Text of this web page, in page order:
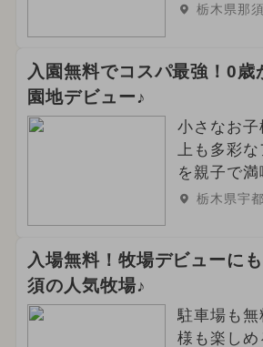
栃木県那
入園無料でコスパ最強！0歳
園地デビュー♪
小さなお子
上も多彩
を親子で満
栃木県宇
入場無料！牧場デビューに
須の人気牧場♪
駐車場も無
様も楽しめ